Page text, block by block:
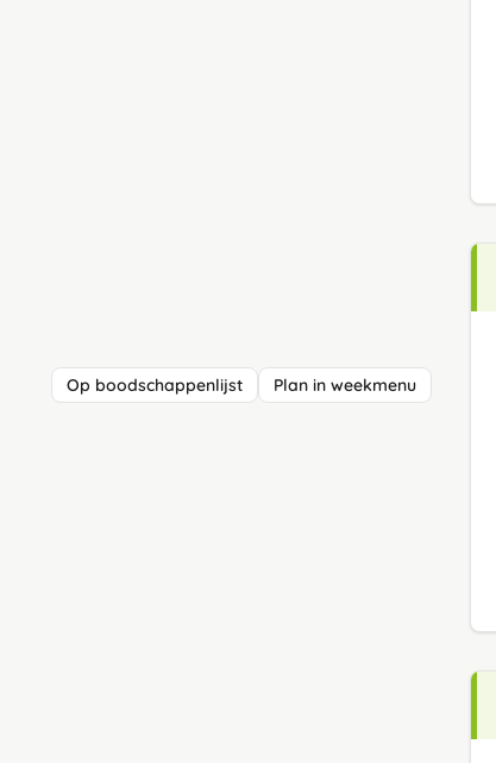
Op boodschappenlijst Plan in weekmenu